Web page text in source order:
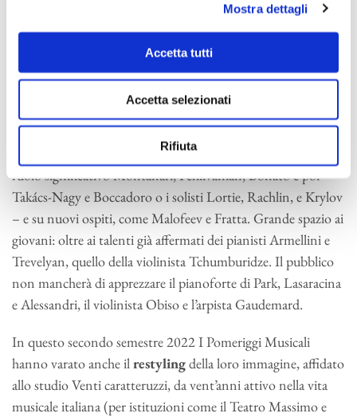
Mostra dettagli
Accetta tutti
Accetta selezionati
Rifiuta
di brani commissionati dai Pomeriggi Musicali a Boccadoro,
Bo, Del Corno e Melis nella convinzione che nuovi ascolti
delle abitudini. Nel solco della tradizione, la scelta degli
interpreti punta su importanti ritorni – accanto ai direttori
principale Feddeck e ospite principale Cadario, avranno un
ruolo significativo Montanari, Pehlivanian, Bonato e poi
Takács-Nagy e Boccadoro o i solisti Lortie, Rachlin, e Krylov
– e su nuovi ospiti, come Malofeev e Fratta. Grande spazio ai
giovani: oltre ai talenti già affermati dei pianisti Armellini e
Trevelyan, quello della violinista Tchumburidze. Il pubblico
non mancherà di apprezzare il pianoforte di Park, Lasaracina
e Alessandri, il violinista Obiso e l’arpista Gaudemard.
In questo secondo semestre 2022 I Pomeriggi Musicali
hanno varato anche ilrestylingdella loro immagine, affidato
allo studio Venti caratteruzzi, da vent’anni attivo nella vita
musicale italiana (per istituzioni come il Teatro Massimo e